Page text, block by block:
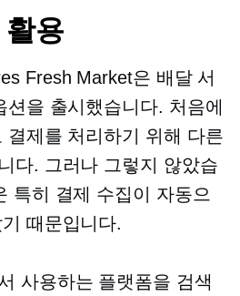
용
Fresh Market은 배달 서
을 출시했습니다. 처음에
결제를 처리하기 위해 다른
다. 그러나 그렇지 않았습
특히 결제 수집이 자동으
때문입니다.
사용하는 플랫폼을 검색